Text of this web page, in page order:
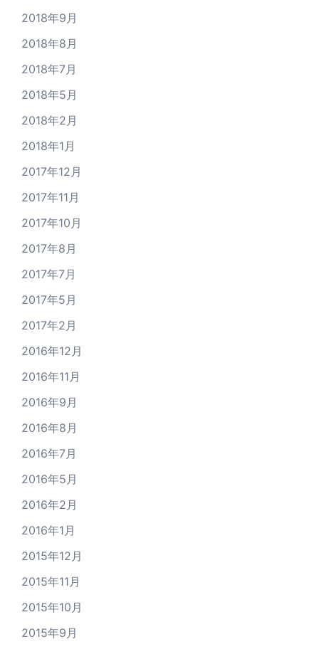
2018年9月
2018年8月
2018年7月
2018年5月
2018年2月
2018年1月
2017年12月
2017年11月
2017年10月
2017年8月
2017年7月
2017年5月
2017年2月
2016年12月
2016年11月
2016年9月
2016年8月
2016年7月
2016年5月
2016年2月
2016年1月
2015年12月
2015年11月
2015年10月
2015年9月